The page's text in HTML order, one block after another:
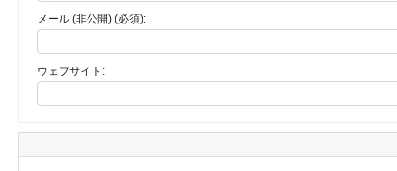
メール (非公開) (必須):
ウェブサイト: